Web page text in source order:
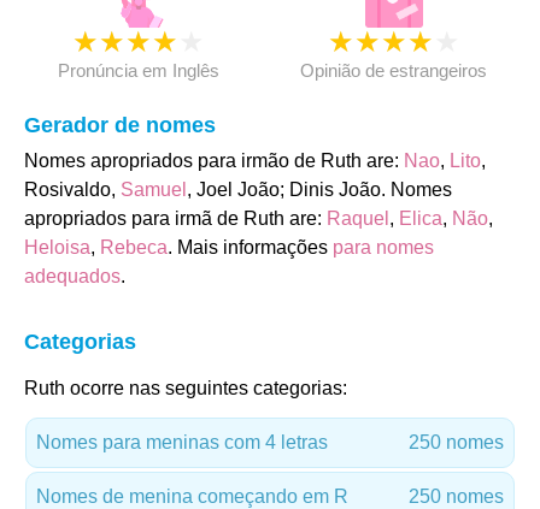
★★★★
Pronúncia em Inglês
★★★★
Opinião de estrangeiros
Gerador de nomes
Nomes apropriados para irmão de Ruth are: Nao, Lito,
Rosivaldo, Samuel , Joel João; Dinis João. Nomes
apropriados para irmã de Ruth are: Raquel , Elica, Não,
Heloisa, Rebeca. Mais informações para nomes
adequados.
Categorias
Ruth ocorre nas seguintes categorias:
Nomes para meninas com 4 letras 250 nomes
Nomes de menina começando em R 250 nomes